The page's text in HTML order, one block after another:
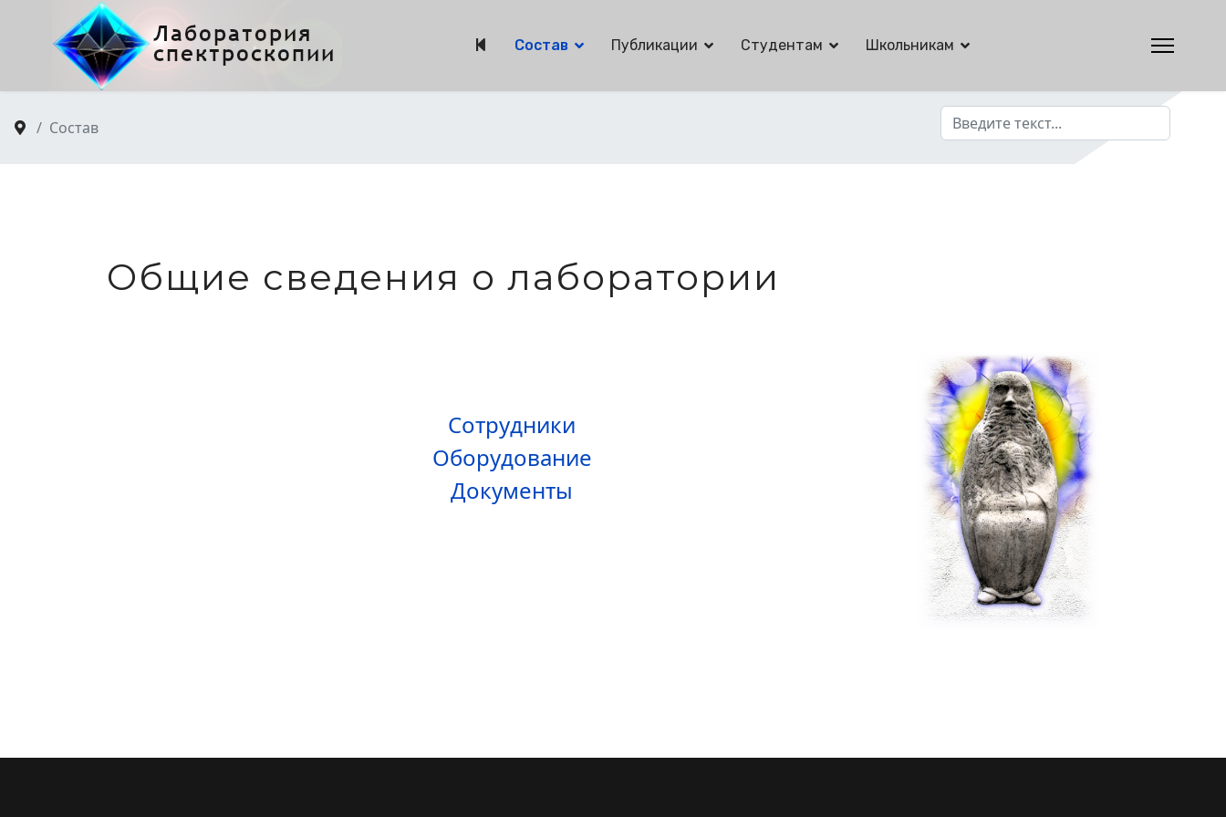
Состав Публикации Студентам Школьникам
Состав
Поиск
Общие сведения о лаборатории
Сотрудники
Оборудование
Документы